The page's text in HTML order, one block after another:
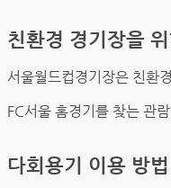
친환경 경기장을
서울월드컵경기장은 친환
FC서울 홈경기를 찾는 관
다회용기 이용 방법